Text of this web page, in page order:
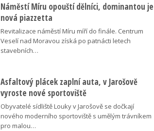
Náměstí Míru opouští dělníci, dominantou je
nová piazzetta
Revitalizace náměstí Míru míří do finále. Centrum
Veselí nad Moravou získá po patnácti letech
stavebních…
Asfaltový plácek zaplní auta, v Jarošově
vyroste nové sportoviště
Obyvatelé sídliště Louky v Jarošově se dočkají
nového moderního sportoviště s umělým trávníkem
pro malou…